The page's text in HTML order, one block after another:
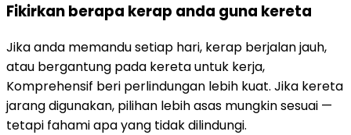
Fikirkan berapa kerap anda guna kereta
Jika anda memandu setiap hari, kerap berjalan jauh,
atau bergantung pada kereta untuk kerja,
Komprehensif beri perlindungan lebih kuat. Jika kereta
jarang digunakan, pilihan lebih asas mungkin sesuai —
tetapi fahami apa yang tidak dilindungi.